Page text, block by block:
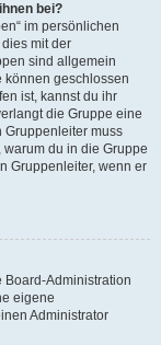
bei?
im persönlichen
mit der
sind allgemein
können geschlossen
ist, kannst du ihr
die Gruppe eine
Gruppenleiter muss
du in die Gruppe
Gruppenleiter, wenn er
Board-Administration
eigene
Administrator